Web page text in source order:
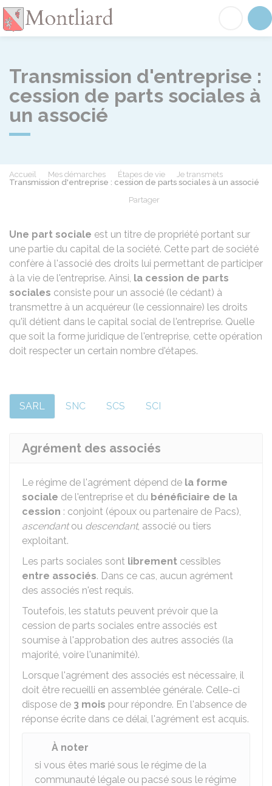
Transmission d'entreprise :
cession de parts sociales à
un associé
Accueil Mes démarches Étapes de vie
Je transmets
Transmission d'entreprise : cession de parts sociales à un associé
Partager
Une part sociale est un titre de propriété portant sur
une partie du capital de la société. Cette part de société
confère à l'associé des droits lui permettant de participer
à la vie de l'entreprise. Ainsi, la cession de parts
sociales consiste pour un associé (le cédant) à
transmettre à un acquéreur (le cessionnaire) les droits
qu'il détient dans le capital social de l'entreprise. Quelle
que soit la forme juridique de l'entreprise, cette opération
doit respecter un certain nombre d'étapes.
SARL SNC SCS SCI
Agrément des associés
Le régime de l'agrément dépend de la forme
sociale de l'entreprise et du bénéficiaire de la
cession : conjoint (époux ou partenaire de Pacs),
ascendantou descendant, associé ou tiers
exploitant.
Les parts sociales sont librement cessibles
entre associés. Dans ce cas, aucun agrément
des associés n'est requis.
Toutefois, les statuts peuvent prévoir que la
cession de parts sociales entre associés est
soumise à l'approbation des autres associés (la
majorité, voire l'unanimité).
Lorsque l'agrément des associés est nécessaire, il
doit être recueilli en assemblée générale. Celle-ci
dispose de 3 mois pour répondre. En l'absence de
réponse écrite dans ce délai, l'agrément est acquis.
À noter
si vous êtes marié sous le régime de la
communauté légale ou pacsé sous le régime